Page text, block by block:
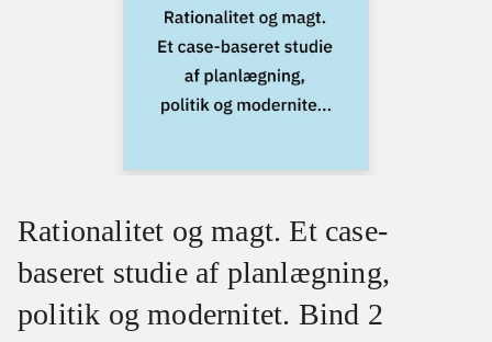
Rationalitet og magt. Et case-
baseret studie af planlægning,
politik og modernitet. Bind 2